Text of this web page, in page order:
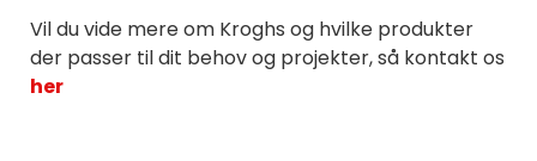
Vil du vide mere om Kroghs og hvilke produkter
der passer til dit behov og projekter, så kontakt os
her